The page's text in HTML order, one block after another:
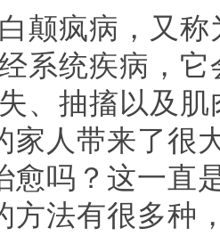
白颠疯病，又
系统疾病，
失、抽搐以及
家人带来了很
愈吗？这一直
方法有很多种